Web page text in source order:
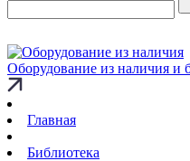
Оборудование из наличия и
Главная
Библиотека